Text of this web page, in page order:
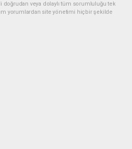
doğrudan veya dolaylı tüm sorumluluğu tek
yorumlardan site yönetimi hiçbir şekilde